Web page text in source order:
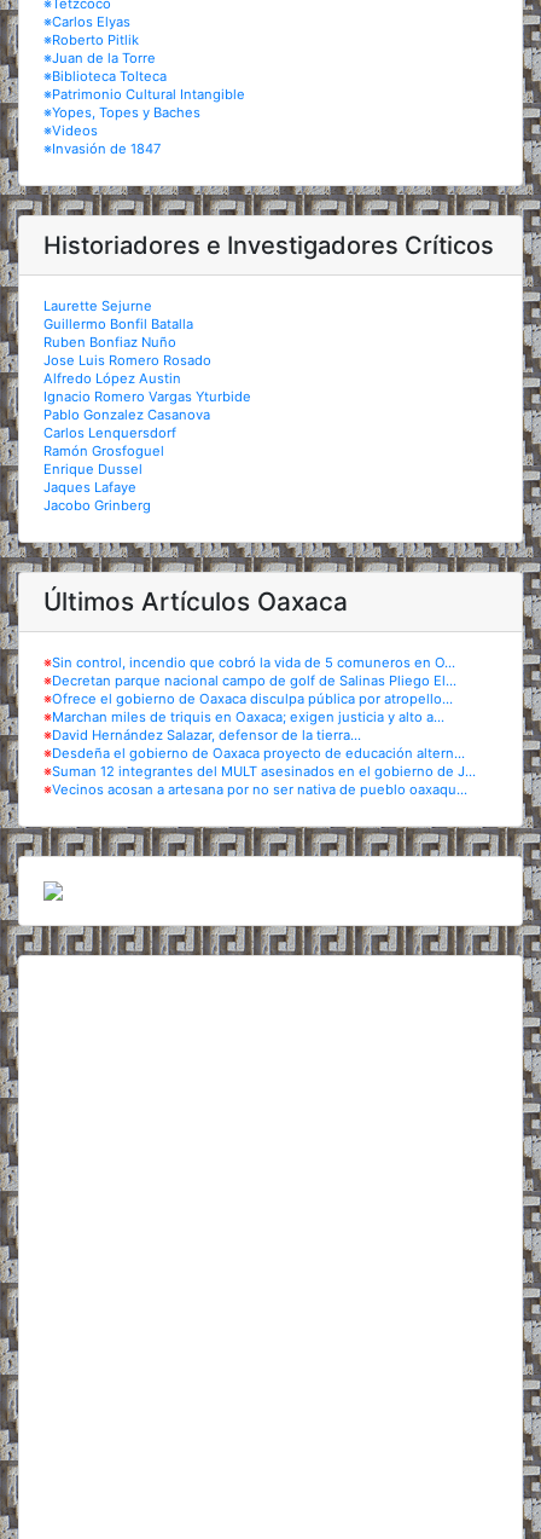
※Tetzcoco
※Carlos Elyas
※Roberto Pitlik
※Juan de la Torre
※Biblioteca Tolteca
※Patrimonio Cultural Intangible
※Yopes, Topes y Baches
※Videos
※Invasión de 1847
Historiadores e Investigadores Críticos
Laurette Sejurne
Guillermo Bonfil Batalla
Ruben Bonfiaz Nuño
Jose Luis Romero Rosado
Alfredo López Austin
Ignacio Romero Vargas Yturbide
Pablo Gonzalez Casanova
Carlos Lenquersdorf
Ramón Grosfoguel
Enrique Dussel
Jaques Lafaye
Jacobo Grinberg
Últimos Artículos Oaxaca
※Sin control, incendio que cobró la vida de 5 comuneros en O...
※Decretan parque nacional campo de golf de Salinas Pliego El...
※Ofrece el gobierno de Oaxaca disculpa pública por atropello...
※Marchan miles de triquis en Oaxaca; exigen justicia y alto a...
※David Hernández Salazar, defensor de la tierra...
※Desdeña el gobierno de Oaxaca proyecto de educación altern...
※Suman 12 integrantes del MULT asesinados en el gobierno de J...
※Vecinos acosan a artesana por no ser nativa de pueblo oaxaqu...